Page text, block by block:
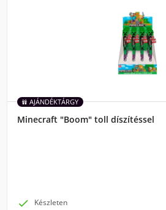
AJÁNDÉKTÁRGY
Minecraft "Boom" toll díszítéssel
 Készleten